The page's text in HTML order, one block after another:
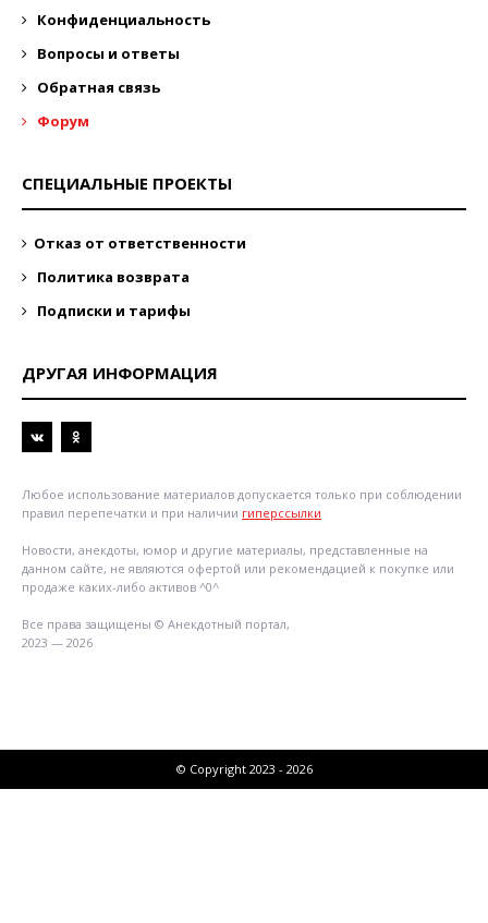
Конфиденциальность
Вопросы и ответы
Обратная связь
Форум
СПЕЦИАЛЬНЫЕ ПРОЕКТЫ
Отказ от ответственности
Политика возврата
Подписки и тарифы
ДРУГАЯ ИНФОРМАЦИЯ
Любое использование материалов допускается только при соблюдении
правил перепечатки и при наличии гиперссылки
Новости, анекдоты, юмор и другие материалы, представленные на
данном сайте, не являются офертой или рекомендацией к покупке или
продаже каких-либо активов ^0^
Все права защищены © Анекдотный портал,
2023 — 2026
© Copyright 2023 - 2026